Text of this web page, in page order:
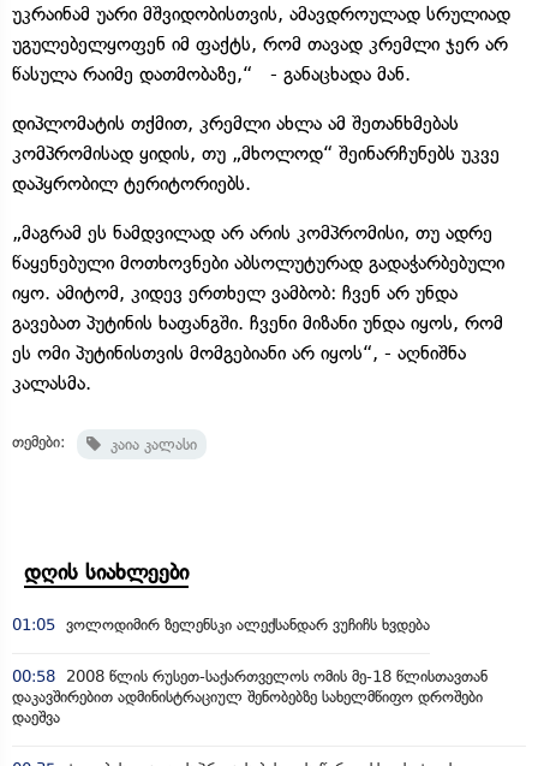
უკრაინამ უარი მშვიდობისთვის, ამავდროულად სრულიად
უგულებელყოფენ იმ ფაქტს, რომ თავად კრემლი ჯერ არ
წასულა რაიმე დათმობაზე,“ - განაცხადა მან.
დიპლომატის თქმით, კრემლი ახლა ამ შეთანხმებას
კომპრომისად ყიდის, თუ „მხოლოდ“ შეინარჩუნებს უკვე
დაპყრობილ ტერიტორიებს.
„მაგრამ ეს ნამდვილად არ არის კომპრომისი, თუ ადრე
წაყენებული მოთხოვნები აბსოლუტურად გადაჭარბებული
იყო. ამიტომ, კიდევ ერთხელ ვამბობ: ჩვენ არ უნდა
გავებათ პუტინის ხაფანგში. ჩვენი მიზანი უნდა იყოს, რომ
ეს ომი პუტინისთვის მომგებიანი არ იყოს“, - აღნიშნა
კალასმა.
თემები: კაია კალასი
დღის სიახლეები
01:05 ვოლოდიმირ ზელენსკი ალექსანდარ ვუჩიჩს ხვდება
00:58
2008 წლის რუსეთ-საქართველოს ომის მე-18 წლისთავთან
დაკავშირებით ადმინისტრაციულ შენობებზე სახელმწიფო დროშები
დაეშვა